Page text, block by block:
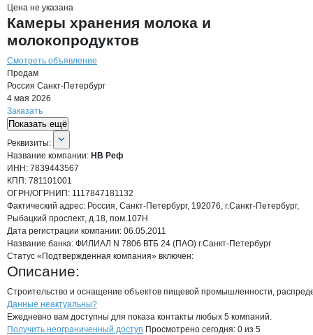
Цена не указана
Камеры хранения молока и
молокопродуктов
Смотреть объявление
Продам
Россия Санкт-Петербург
4 мая 2026
Заказать
Показать ещё
О компании
Реквизиты
Реквизиты:
Название компании: НВ Реф
ИНН: 7839443567
КПП: 781101001
ОГРН/ОГРНИП: 1117847181132
Фактический адрес: Россия, Санкт-Петербург, 192076, г.Санкт-Петербург,
Рыбацкий проспект, д.18, пом.107Н
Дата регистрации компании: 06.05.2011
Название банка: ФИЛИАЛ N 7806 ВТБ 24 (ПАО) г.Санкт-Петербург
Статус «Подтвержденная компания» включен:
Описание:
Строительство и оснащение объектов пищевой промышленности,
Контактыкомпании
+7(800)000-00-..
Данные неактуальны?
Ежедневно вам доступны для показа контакты любых 5 компаний.
Получить неограниченный доступ Просмотрено сегодня: 0 из 5